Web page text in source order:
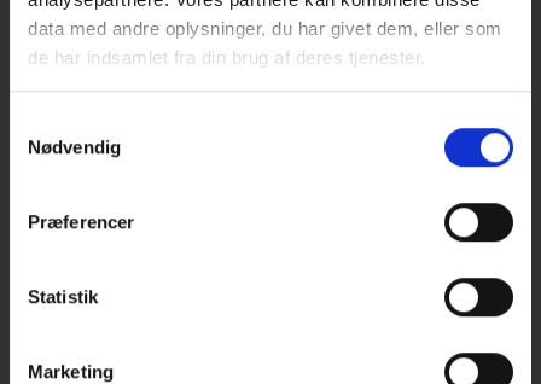
data med andre oplysninger, du har givet dem, eller som
de har indsamlet fra din brug af deres tjenester.
Nødvendig
Præferencer
Statistik
Marketing